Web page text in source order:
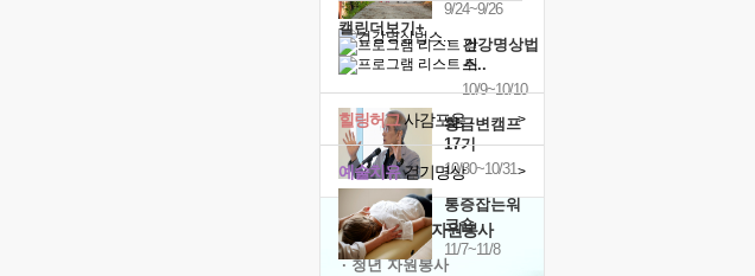
9/24~9/26
건강명상법
스..
10/9~10/10
황금변캠프
17기
10/30~10/31
통증잡는워
크숍
11/7~11/8
캘린더보기+
예술치유걷기명상 >
힐링허그사감포옹 >
'옹달샘의 꽃'자원봉사
· 청년 자원봉사